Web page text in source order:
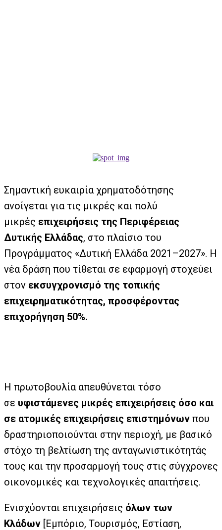
Σημαντική ευκαιρία χρηματοδότησης
ανοίγεται για τις μικρές και πολύ
μικρές επιχειρήσεις της Περιφέρειας
Δυτικής Ελλάδας, στο πλαίσιο του
Προγράμματος «Δυτική Ελλάδα 2021–2027». Η
νέα δράση που τίθεται σε εφαρμογή στοχεύει
στον εκσυγχρονισμό της τοπικής
επιχειρηματικότητας, προσφέροντας
επιχορήγηση 50%.
Η πρωτοβουλία απευθύνεται τόσο
σε υφιστάμενες μικρές επιχειρήσεις όσο και
σε ατομικές επιχειρήσεις επιστημόνων που
δραστηριοποιούνται στην περιοχή, με βασικό
στόχο τη βελτίωση της ανταγωνιστικότητάς
τους και την προσαρμογή τους στις σύγχρονες
οικονομικές και τεχνολογικές απαιτήσεις.
Ενισχύονται επιχειρήσεις όλων των
Κλάδων [Εμπόριο, Τουρισμός, Εστίαση,